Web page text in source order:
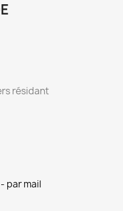
résidant
par mail